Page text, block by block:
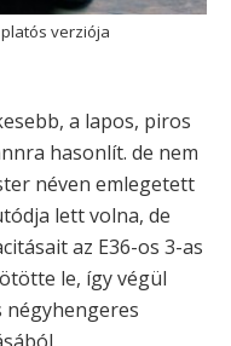
verziója
a lapos, piros
hasonlít. de nem
néven emlegetett
lett volna, de
az E36-os 3-as
le, így végül
négyhengeres